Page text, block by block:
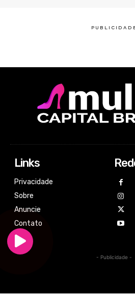
Links
Privacidade
Sobre
Anuncie
Contato
- Publicidade -